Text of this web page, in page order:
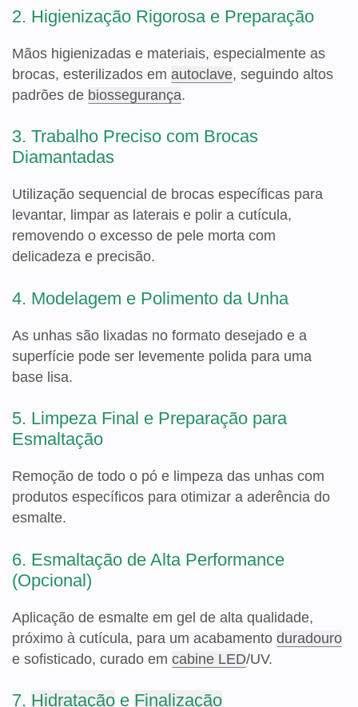
2. Higienização Rigorosa e Preparação
Mãos higienizadas e materiais, especialmente as
brocas, esterilizados em autoclave, seguindo altos
padrões de biossegurança.
3. Trabalho Preciso com Brocas
Diamantadas
Utilização sequencial de brocas específicas para
levantar, limpar as laterais e polir a cutícula,
removendo o excesso de pele morta com
delicadeza e precisão.
4. Modelagem e Polimento da Unha
As unhas são lixadas no formato desejado e a
superfície pode ser levemente polida para uma
base lisa.
5. Limpeza Final e Preparação para
Esmaltação
Remoção de todo o pó e limpeza das unhas com
produtos específicos para otimizar a aderência do
esmalte.
6. Esmaltação de Alta Performance
(Opcional)
Aplicação de esmalte em gel de alta qualidade,
próximo à cutícula, para um acabamento duradouro
e sofisticado, curado em cabine LED/UV.
7. Hidratação e Finalização